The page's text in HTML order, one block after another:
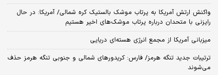
واکنش ارتش آمریکا به پرتاب موشک بالستیک کره شمالی/ آمریکا: در حال
رایزنی با متحدان درباره پرتاب موشک‌های اخیر هستیم
میزبانی آمریکا از مجمع انرژی هسته‌ای دریایی
ترتیبات جدید تنگه هرمز/ فارس: کریدورهای شمالی و جنوبی تنگه هرمز حذف
می‌شوند